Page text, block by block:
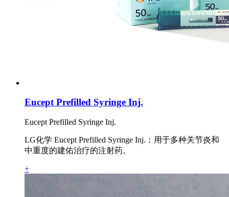
Eucept Prefilled Syringe Inj.
Eucept Prefilled Syringe Inj.
LG化学 Eucept Prefilled Syringe Inj.：用于多种关节炎和
中重度的建佑治疗的注射药。
+